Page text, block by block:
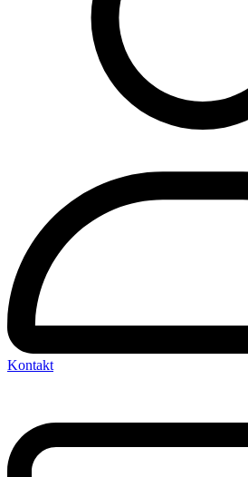
Kontakt